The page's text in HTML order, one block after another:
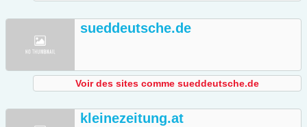
sueddeutsche.de
Voir des sites comme sueddeutsche.de
kleinezeitung.at